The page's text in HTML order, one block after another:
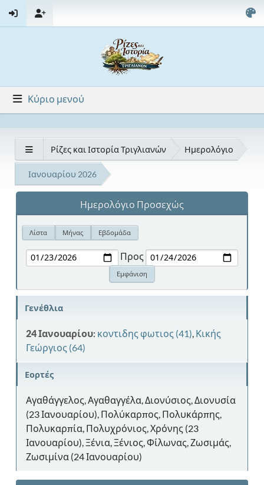
Κύριο μενού
Ρίζες και Ιστορία Τριγλιανών Ημερολόγιο
Ιανουαρίου 2026
Ημερολόγιο Προσεχώς
Λίστα Μήνας Εβδομάδα
Προς
Γενέθλια
24 Ιανουαρίου: κοντιδης φωτιος (41) Κικής
Γεώργιος (64)
Εορτές
Αγαθάγγελος, Αγαθαγγέλα, Διονύσιος, Διονυσία
(23 Ιανουαρίου), Πολύκαρπος, Πολυκάρπης,
Πολυκαρπία, Πολυχρόνιος, Χρόνης (23
Ιανουαρίου), Ξένια, Ξένιος, Φίλωνας, Ζωσιμάς,
Ζωσιμίνα (24 Ιανουαρίου)